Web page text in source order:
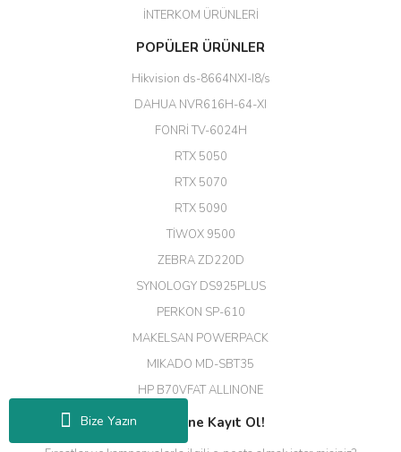
Bize Yazın
Başarılı. Bu vasıfta bir ürünü bu
kadar uygun fiyata bulabilmek
büyük şans. Güvenliticaret
(HIKVISION DS-3E0326P-E/M(B)
EROL ÇAKMAK | 26/12/2025
Diğer yorumları göster
İNTERKOM ÜRÜNLERİ
POPÜLER ÜRÜNLER
Hikvision ds-8664NXI-I8/s
DAHUA NVR616H-64-XI
FONRİ TV-6024H
RTX 5050
RTX 5070
RTX 5090
TİWOX 9500
ZEBRA ZD220D
SYNOLOGY DS925PLUS
PERKON SP-610
MAKELSAN POWERPACK
MIKADO MD-SBT35
HP B70VFAT ALLINONE
E-Bültene Kayıt Ol!